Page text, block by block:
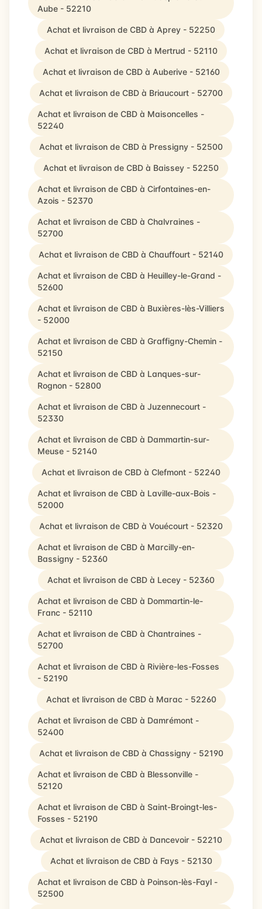
Aube - 52210
Achat et livraison de CBD à Aprey - 52250
Achat et livraison de CBD à Mertrud - 52110
Achat et livraison de CBD à Auberive - 52160
Achat et livraison de CBD à Briaucourt - 52700
Achat et livraison de CBD à Maisoncelles -
52240
Achat et livraison de CBD à Pressigny - 52500
Achat et livraison de CBD à Baissey - 52250
Achat et livraison de CBD à Cirfontaines-en-
Azois - 52370
Achat et livraison de CBD à Chalvraines -
52700
Achat et livraison de CBD à Chauffourt - 52140
Achat et livraison de CBD à Heuilley-le-Grand -
52600
Achat et livraison de CBD à Buxières-lès-Villiers
- 52000
Achat et livraison de CBD à Graffigny-Chemin -
52150
Achat et livraison de CBD à Lanques-sur-
Rognon - 52800
Achat et livraison de CBD à Juzennecourt -
52330
Achat et livraison de CBD à Dammartin-sur-
Meuse - 52140
Achat et livraison de CBD à Clefmont - 52240
Achat et livraison de CBD à Laville-aux-Bois -
52000
Achat et livraison de CBD à Vouécourt - 52320
Achat et livraison de CBD à Marcilly-en-
Bassigny - 52360
Achat et livraison de CBD à Lecey - 52360
Achat et livraison de CBD à Dommartin-le-
Franc - 52110
Achat et livraison de CBD à Chantraines -
52700
Achat et livraison de CBD à Rivière-les-Fosses
- 52190
Achat et livraison de CBD à Marac - 52260
Achat et livraison de CBD à Damrémont -
52400
Achat et livraison de CBD à Chassigny - 52190
Achat et livraison de CBD à Blessonville -
52120
Achat et livraison de CBD à Saint-Broingt-les-
Fosses - 52190
Achat et livraison de CBD à Dancevoir - 52210
Achat et livraison de CBD à Fays - 52130
Achat et livraison de CBD à Poinson-lès-Fayl -
52500